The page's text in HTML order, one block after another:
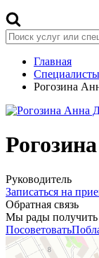
Главная
Специалисты
Рогозина
Руководитель
Записаться на
Обратная связь
Мы рады получить
Посоветовать